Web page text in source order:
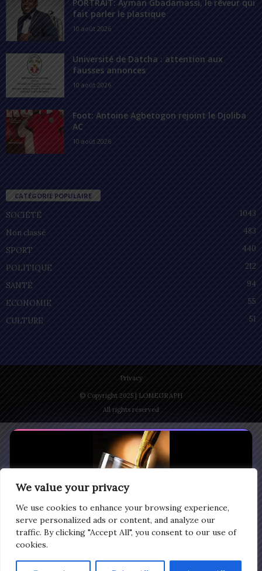
We value your privacy
We use cookies to enhance your browsing experience,
serve personalized ads or content, and analyze our
traffic. By clicking "Accept All", you consent to our use of
cookies.
PORTRAIT: Ayman Gbadamassi, le rêveur qui
fait parler le plastique
10 août 2026
Université de Datcha : attention aux
fausses annonces
10 août 2026
Foot: Antoine Agbetogon rejoint le Djoliba
AC
10 août 2026
CATÉGORIE POPULAIRE
SOCIÉTÉ
1043
Non classé
483
SPORT
440
POLITIQUE
212
SANTÉ
94
ECONOMIE
55
CULTURE
51
Privacy
© Copyright 2025 | LOMEGRAPH
All rights reserved